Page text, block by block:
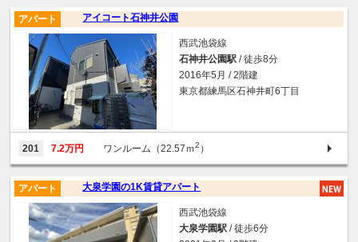
アイコート石神井公園
アパート
西武池袋線
石神井公園駅 / 徒歩8分
2016年5月 / 2階建
東京都練馬区石神井町6丁目
201 7.2万円 ワンルーム（22.57ｍ2 ）
大泉学園の1K賃貸アパート
アパート
西武池袋線
大泉学園駅 / 徒歩6分